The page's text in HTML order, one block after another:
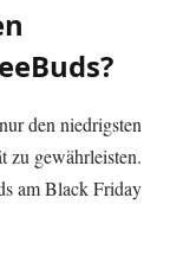
den niedrigsten
zu gewährleisten.
am Black Friday